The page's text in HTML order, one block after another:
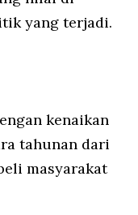
yang terjadi.
kenaikan
tahunan dari
masyarakat